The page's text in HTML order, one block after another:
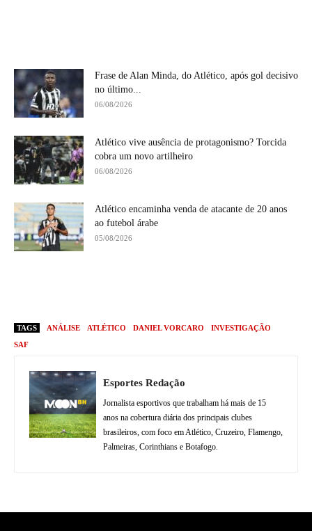
Frase de Alan Minda, do Atlético, após gol decisivo
no último...
06/08/2026
Atlético vive ausência de protagonismo? Torcida
cobra um novo artilheiro
06/08/2026
Atlético encaminha venda de atacante de 20 anos
ao futebol árabe
05/08/2026
TAGS ANÁLISE ATLÉTICO DANIEL VORCARO
INVESTIGAÇÃO
SAF
Esportes Redação
Jornalista esportivos que trabalham há mais de 15
anos na cobertura diária dos principais clubes
brasileiros, com foco em Atlético, Cruzeiro, Flamengo,
Palmeiras, Corinthians e Botafogo.